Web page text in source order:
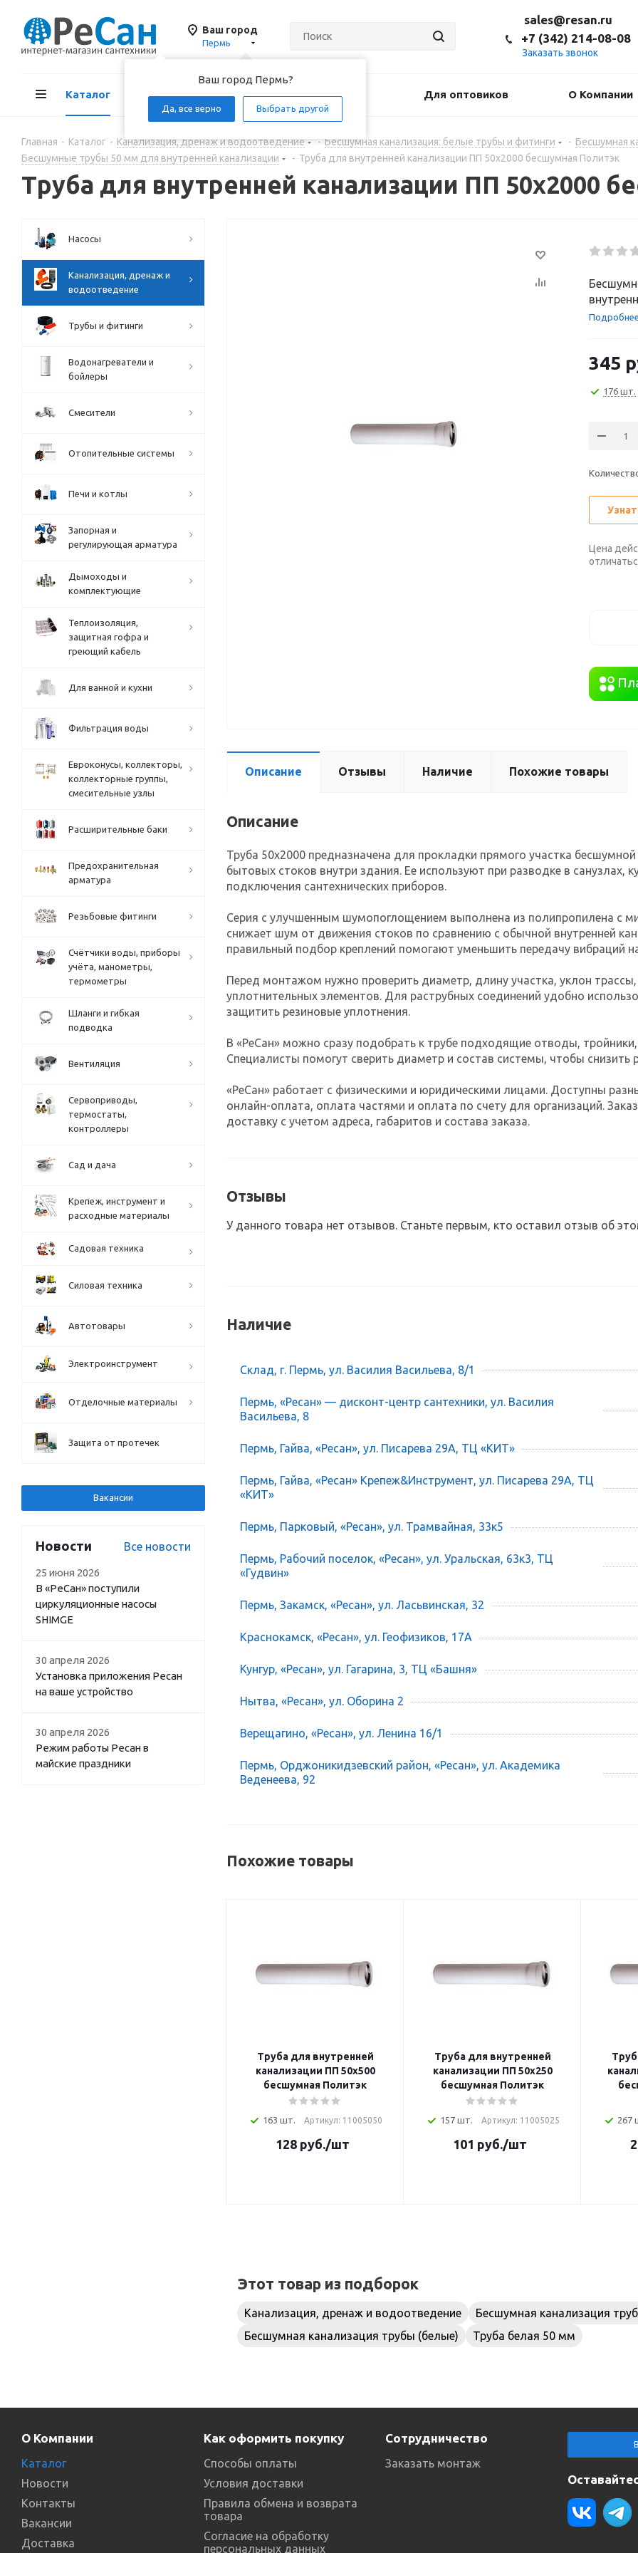
Ваш город
Пермь
Ваш город Пермь?
Да, все верно Выбрать другой
sales@resan.ru
+7 (342) 214-08-08
Заказать звонок
Каталог Акции Доставка Для оптовиков О Компании
Главная - Каталог - Канализация, дренаж и водоотведение - Бесшумная канализация: белые трубы и фитинги - Бесшумная
Бесшумные трубы 50 мм для внутренней канализации
- Труба для внутренней канализации ПП 50х2000 бесшумная Политэк
Труба для внутренней канализации ПП 50х2000
Подробнее
345
176 шт.
Цена
Описание Отзывы Наличие Похожие товары
Описание
Труба 50х2000 предназначена для прокладки прямого участка
бытовых стоков внутри здания. Ее используют при разводке в санузлах,
подключения сантехнических приборов.
Серия с улучшенным шумопоглощением выполнена из полипропилена с
снижает шум от движения стоков по сравнению с обычной внутренней
правильный подбор креплений помогают уменьшить передачу вибраций
Перед монтажом нужно проверить диаметр, длину участка, уклон
уплотнительных элементов. Для раструбных соединений удобно
защитить резиновые уплотнения.
В «РеСан» можно сразу подобрать к трубе подходящие отводы,
Специалисты помогут сверить диаметр и состав системы, чтобы
«РеСан» работает с физическими и юридическими лицами. Доступны
онлайн-оплата, оплата частями и оплата по счету для организаций.
доставку с учетом адреса, габаритов и состава заказа.
Отзывы
У данного товара нет отзывов. Станьте первым, кто оставил отзыв об
Наличие
Склад, г. Пермь, ул. Василия Васильева, 8/1
Пермь, «Ресан» — дисконт-центр сантехники, ул. Василия
Васильева, 8
Пермь, Гайва, «Ресан», ул. Писарева 29А, ТЦ «КИТ»
Пермь, Гайва, «Ресан» Крепеж&Инструмент, ул. Писарева 29А, ТЦ
«КИТ»
Пермь, Парковый, «Ресан», ул. Трамвайная, 33к5
Пермь, Рабочий поселок, «Ресан», ул. Уральская, 63к3, ТЦ
«Гудвин»
Пермь, Закамск, «Ресан», ул. Ласьвинская, 32
Краснокамск, «Ресан», ул. Геофизиков, 17А
Кунгур, «Ресан», ул. Гагарина, 3, ТЦ «Башня»
Нытва, «Ресан», ул. Оборина 2
Верещагино, «Ресан», ул. Ленина 16/1
Пермь, Орджоникидзевский район, «Ресан», ул. Академика
Веденеева, 92
Похожие товары
Труба для внутренней
канализации ПП 50х500
бесшумная Политэк
163 шт. Артикул: 11005050
128 руб./шт
Труба для внутренней
канализации ПП 50х250
бесшумная Политэк
157 шт. Артикул: 11005025
101 руб./шт
267
Этот товар из подборок
Канализация, дренаж и водоотведение
Бесшумная канализация
Бесшумная канализация трубы (белые)
Труба белая 50 мм
Насосы
Канализация, дренаж и
водоотведение
Трубы и фитинги
Водонагреватели и
бойлеры
Смесители
Отопительные системы
Печи и котлы
Запорная и
регулирующая арматура
Дымоходы и
комплектующие
Теплоизоляция,
защитная гофра и
греющий кабель
Для ванной и кухни
Фильтрация воды
Евроконусы, коллекторы,
коллекторные группы,
смесительные узлы
Расширительные баки
Предохранительная
арматура
Резьбовые фитинги
Счётчики воды, приборы
учёта, манометры,
термометры
Шланги и гибкая
подводка
Вентиляция
Сервоприводы,
термостаты,
контроллеры
Сад и дача
Крепеж, инструмент и
расходные материалы
Садовая техника
Силовая техника
Автотовары
Электроинструмент
Отделочные материалы
Защита от протечек
Вакансии
Новости Все новости
25 июня 2026
В «РеСан» поступили
циркуляционные насосы
SHIMGE
30 апреля 2026
Установка приложения Ресан
на ваше устройство
30 апреля 2026
Режим работы Ресан в
майские праздники
О Компании
Каталог
Новости
Контакты
Вакансии
Доставка
Как оформить покупку
Способы оплаты
Условия доставки
Правила обмена и возврата
товара
Согласие на обработку
персональных данных
Сотрудничество
Заказать монтаж